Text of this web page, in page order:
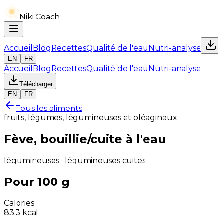
Niki Coach
Accueil BlogRecettesQualité de l'eauNutri-analyse
EN
FR
Accueil BlogRecettesQualité de l'eauNutri-analyse
Télécharger
EN
FR
Tous les aliments
fruits, légumes, légumineuses et oléagineux
Fève, bouillie/cuite à l'eau
légumineuses · légumineuses cuites
Pour 100 g
Calories
83.3 kcal